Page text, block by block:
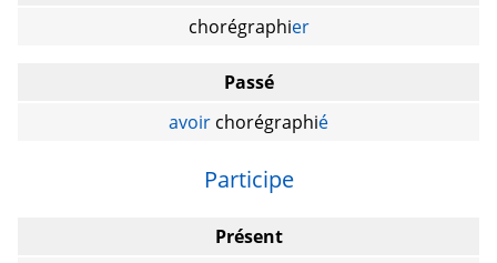
chorégraphier
Passé
avoir chorégraphié
Participe
Présent